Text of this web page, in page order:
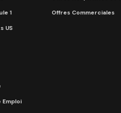
1
US
Offres Commerciales